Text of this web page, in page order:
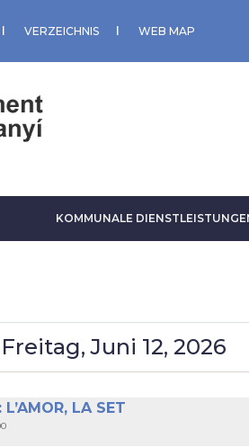
VERZEICHNIS WEB MAP
KOMMUNALE
Freitag, Juni 12, 2026
LA SET